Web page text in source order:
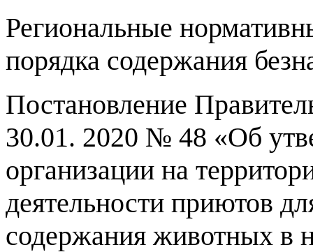
Региональные
порядка содержания
Постановление
30.01. 2020 № 48 «Об
организации на
деятельности приютов
содержания животных в